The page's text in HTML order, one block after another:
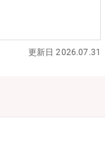
更新日 2026.07.31